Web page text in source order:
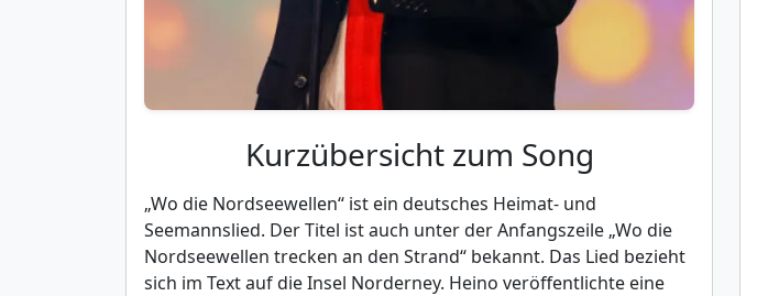
Kurzübersicht zum Song
„Wo die Nordseewellen“ ist ein deutsches Heimat- und
Seemannslied. Der Titel ist auch unter der Anfangszeile „Wo die
Nordseewellen trecken an den Strand“ bekannt. Das Lied bezieht
sich im Text auf die Insel Norderney. Heino veröffentlichte eine